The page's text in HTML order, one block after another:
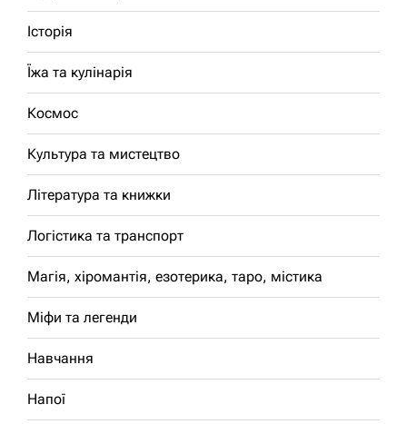
Історія
Їжа та кулінарія
Космос
Культура та мистецтво
Література та книжки
Логістика та транспорт
Магія, хіромантія, езотерика, таро, містика
Міфи та легенди
Навчання
Напої